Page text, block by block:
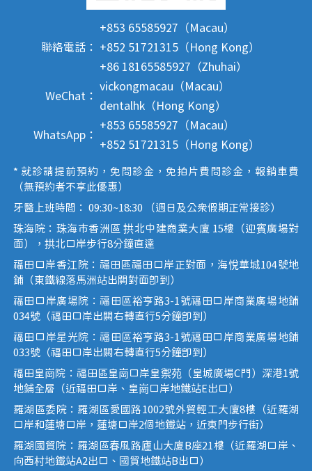
聯絡電話：
+853 65585927（Macau）
+852 51721315（Hong Kong）
+86 18165585927（Zhuhai）
WeChat：
vickongmacau（Macau）
dentalhk（Hong Kong）
WhatsApp：
+853 65585927（Macau）
+852 51721315（Hong Kong）
* 就診請提前預約，免問診金，免拍片費問診金，報銷車費
（無預約者不享此優惠）
牙醫上班時間： 09:30~18:30 （週日及公眾假期正常接診）
珠海院：珠海市香洲區 拱北中建商業大廈 15樓（迎賓廣場對
面），拱北口岸步行8分鐘直達
福田口岸香江院：福田區福田口岸正對面，海悅華城104號地
鋪（東鐵線落馬洲站出關對面即到）
福田口岸廣場院：福田區裕亨路3-1號福田口岸商業廣場地鋪
034號（福田口岸出關右轉直行5分鐘即到）
福田口岸星光院：福田區裕亨路3-1號福田口岸商業廣場地鋪
033號（福田口岸出關右轉直行5分鐘即到）
福田皇崗院：福田區皇崗口岸皇禦苑（皇城廣場C門）深港1號
地鋪全層（近福田口岸、皇崗口岸地鐵站E出口）
羅湖區委院：羅湖區愛國路1002號外貿輕工大廈8樓（近羅湖
口岸和蓮塘口岸，蓮塘口岸2個地鐵站，近東門步行街）
羅湖國貿院：羅湖區春風路廬山大廈B座21樓（近羅湖口岸、
向西村地鐵站A2出口、國貿地鐵站B出口）